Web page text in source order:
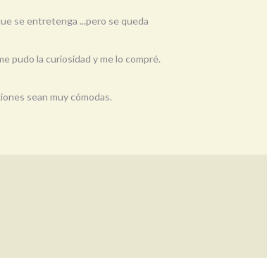
se entretenga ...pero se queda
pudo la curiosidad y me lo compré.
sean muy cómodas.